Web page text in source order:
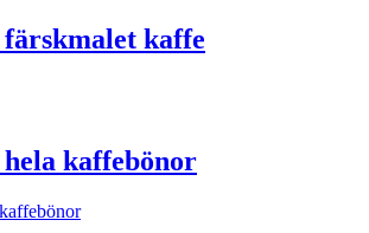
kaffe
kaffebönor